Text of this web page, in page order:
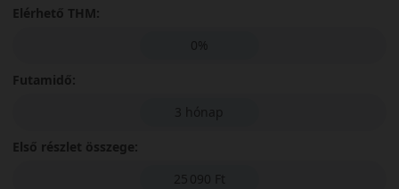
Elérhető THM:
0%
Futamidő:
3 hónap
Első részlet összege:
25 090 Ft